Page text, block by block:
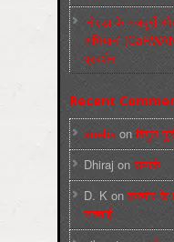
‘नोएडा के मज़दूरों
अभियान’
प्रदर्शन
Recent
sneha on बिगुल
Dhiraj on सम्पर्क
D. K on कश्मीर के
सच्चाई